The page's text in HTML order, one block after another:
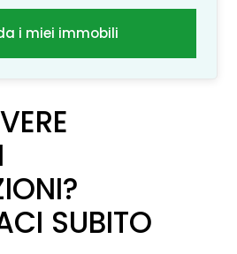
i miei immobili
SUBITO